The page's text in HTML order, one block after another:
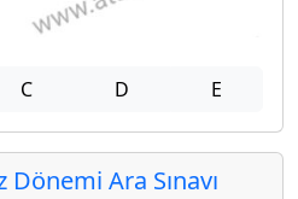
C D E
Ara Sınavı